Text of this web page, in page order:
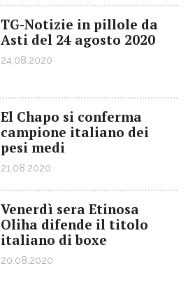
TG-Notizie in pillole da
Asti del 24 agosto 2020
24.08.2020
El Chapo si conferma
campione italiano dei
pesi medi
21.08.2020
Venerdì sera Etinosa
Oliha difende il titolo
italiano di boxe
20.08.2020